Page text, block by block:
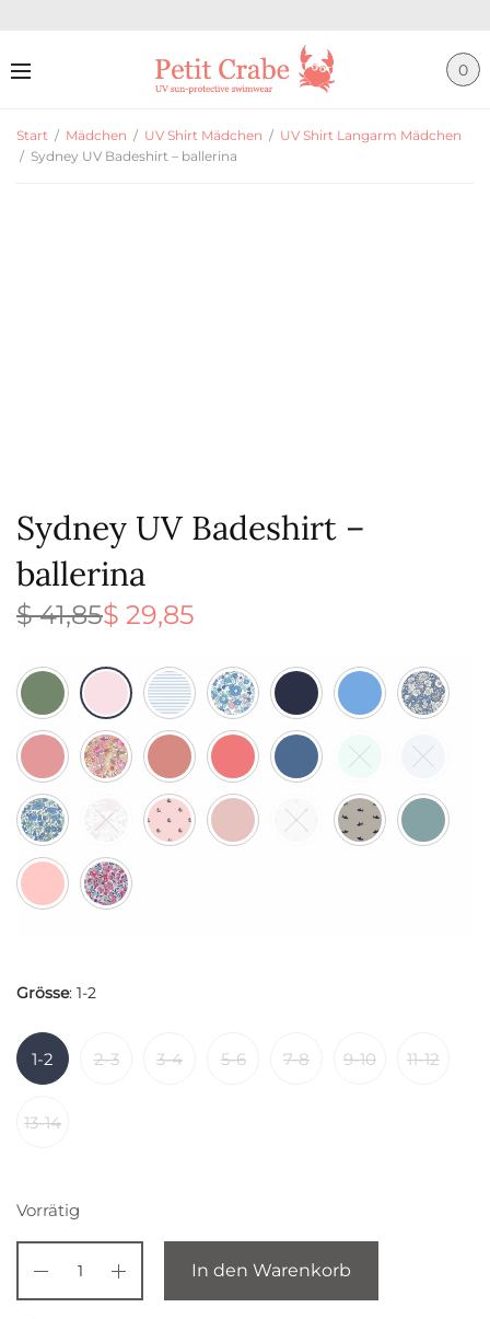
0
Start / Mädchen / UV Shirt Mädchen / UV Shirt Langarm Mädchen
/ Sydney UV Badeshirt – ballerina
Sydney UV Badeshirt –
ballerina
$41,85
Ursprünglicher
Preis war:
$ 29,85
Aktueller
Preis ist:
Grösse: 1-2
1-2 2-3 3-4 5-6 7-8 9-10 11-12
13-14
Vorrätig
In den Warenkorb